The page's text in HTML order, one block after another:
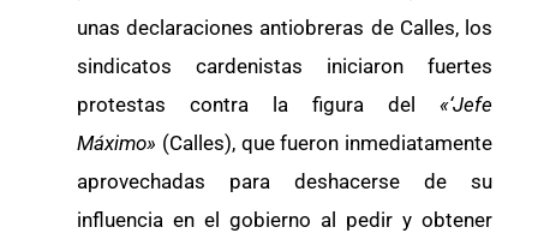
unas declaraciones antiobreras de Calles, los
sindicatos cardenistas iniciaron fuertes
protestas contra la figura del «‘Jefe
Máximo» (Calles), que fueron inmediatamente
aprovechadas para deshacerse de su
influencia en el gobierno al pedir y obtener